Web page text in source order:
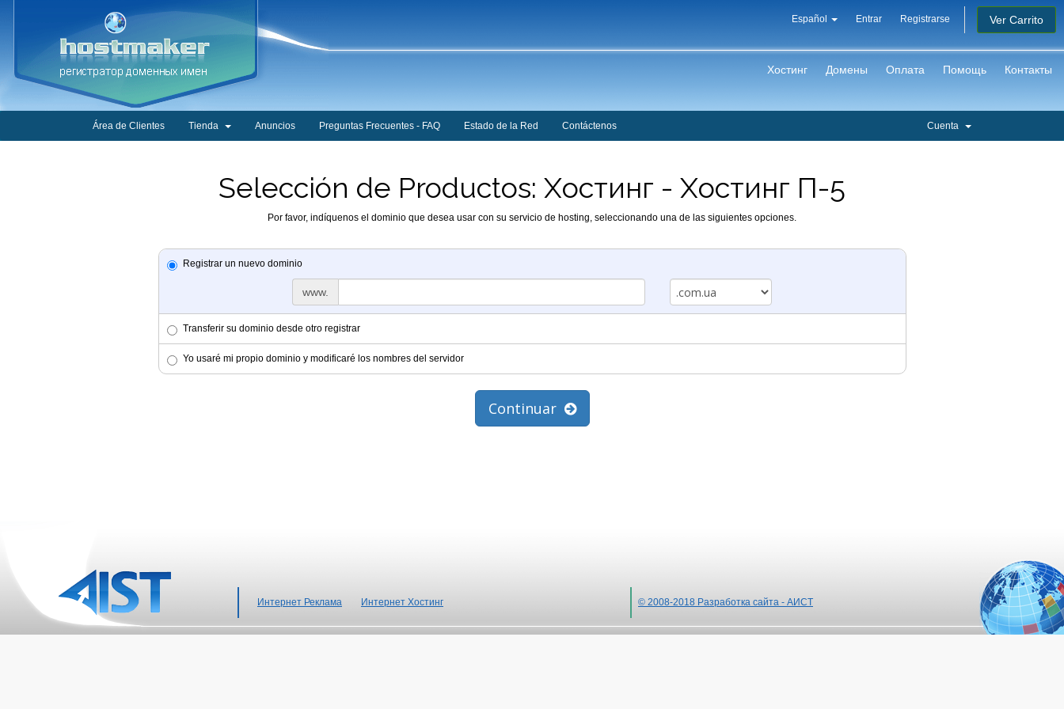
Español Entrar Registrarse Ver Carrito
Хостинг Домены Оплата Помощь Контакты
Área de Clientes Tienda Anuncios Preguntas Frecuentes - FAQ Estado de la Red Contáctenos Cuenta
Selección de Productos: Хостинг - Хостинг П-5
Por favor, indíquenos el dominio que desea usar con su servicio de hosting, seleccionando una de las siguientes opciones.
Registrar un nuevo dominio
www.
Transferir su dominio desde otro registrar
Yo usaré mi propio dominio y modificaré los nombres del servidor
Continuar
Интернет Реклама Интернет Хостинг © 2008-2018 Разработка сайта - АИСТ